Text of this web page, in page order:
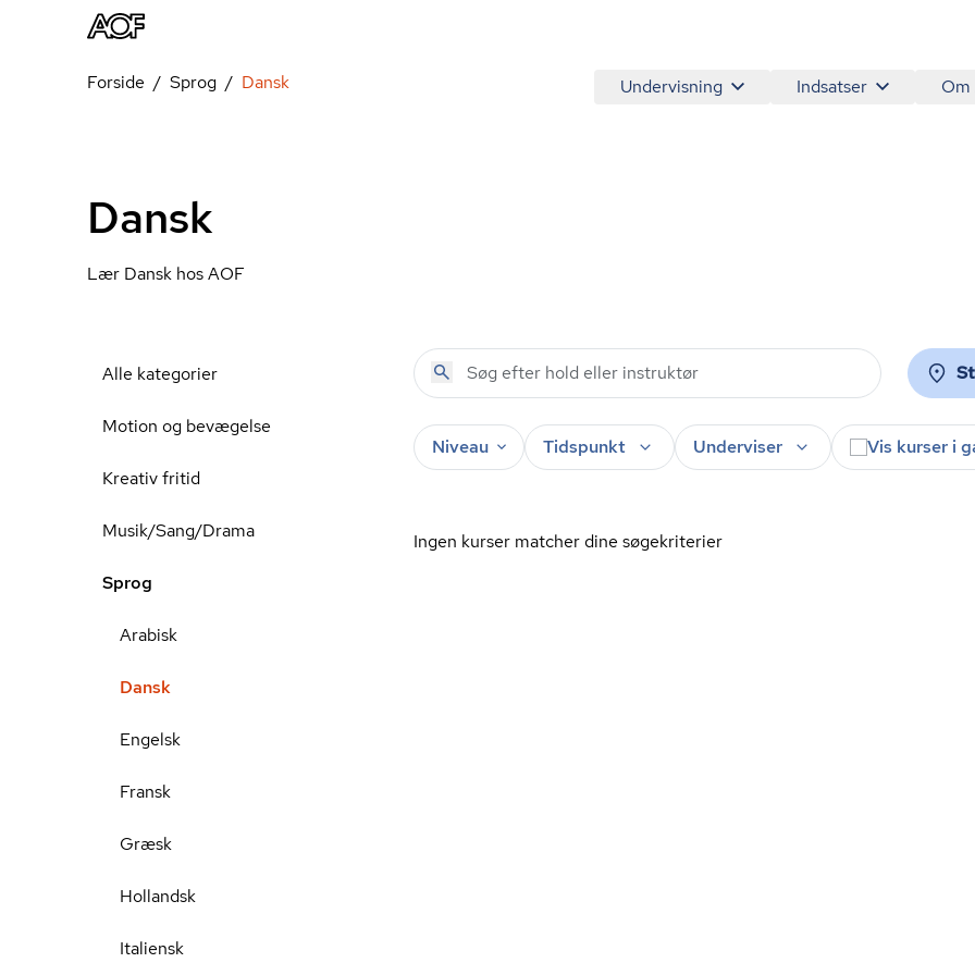
Undervisning Indsatser Om
Forside Sprog Dansk
Dansk
Lær Dansk hos AOF
Alle kategorier
Motion og bevægelse
Kreativ fritid
Musik/Sang/Drama
Sprog
Arabisk
Dansk
Engelsk
Fransk
Græsk
Hollandsk
Italiensk
Niveau Tidspunkt Underviser Vis kurser i
Ingen kurser matcher dine søgekriterier